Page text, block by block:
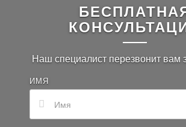
Наш специалист перезвонит вам
ИМЯ